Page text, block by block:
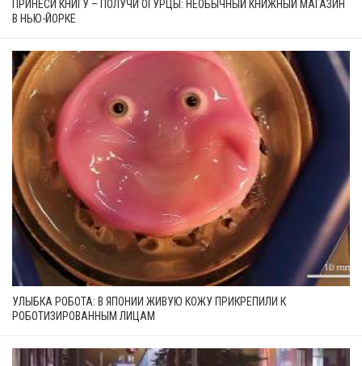
ПРИНЕСИ КНИГУ – ПОЛУЧИ ОГУРЦЫ: НЕОБЫЧНЫЙ КНИЖНЫЙ МАГАЗИН
В НЬЮ-ЙОРКЕ
УЛЫБКА РОБОТА: В ЯПОНИИ ЖИВУЮ КОЖУ ПРИКРЕПИЛИ К
РОБОТИЗИРОВАННЫМ ЛИЦАМ